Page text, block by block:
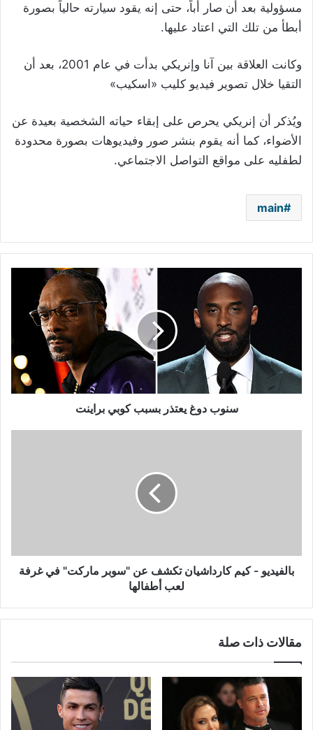
مسؤولية بعد أن صار أباً، حتى إنه يقود سيارته حالياً بصورة
أبطأ من تلك التي اعتاد عليها.
وكانت العلاقة بين آنا وإنريكي بدأت في عام 2001، بعد أن
التقيا خلال تصوير فيديو كليب «اسكيب»
ويُذكر أن إنريكي يحرص على إبقاء حياته الشخصية بعيدة عن
الأضواء، كما أنه يقوم بنشر صور وفيديوهات بصورة محدودة
لطفليه على مواقع التواصل الاجتماعي.
main
سنوب دوغ يعتذر بسبب كوبي براينت
في
غرفة
بالفيديو - كيم كارداشيان تكشف عن "سوبر ماركت" في غرفة
لعب أطفالها
مقالات ذات صلة